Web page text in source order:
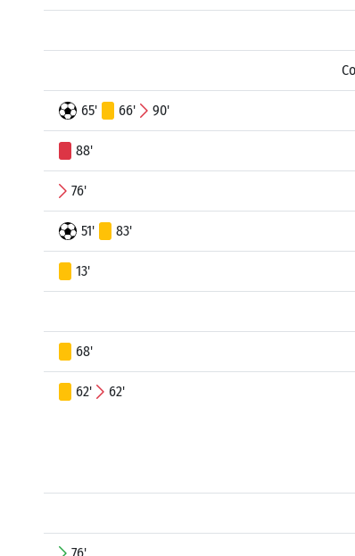
65' 66' 90'
88'
76'
51' 83'
13'
68'
62' 62'